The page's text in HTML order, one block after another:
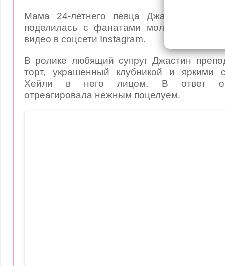
Мама 24-летнего певца Джастина
поделилась с фанатами молодых
видео в соцсети Instagram.
В ролике любящий супруг Джастин
торт, украшенный клубникой и яркими
Хейли в него лицом. В ответ
отреагировала нежным поцелуем.